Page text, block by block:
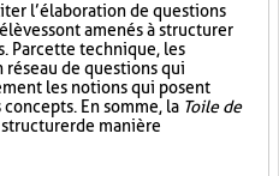
l’élaboration de questions
sont amenés à structurer
Par cette technique, les
de questions qui
les notions qui posent
En somme, la Toile de
de manière